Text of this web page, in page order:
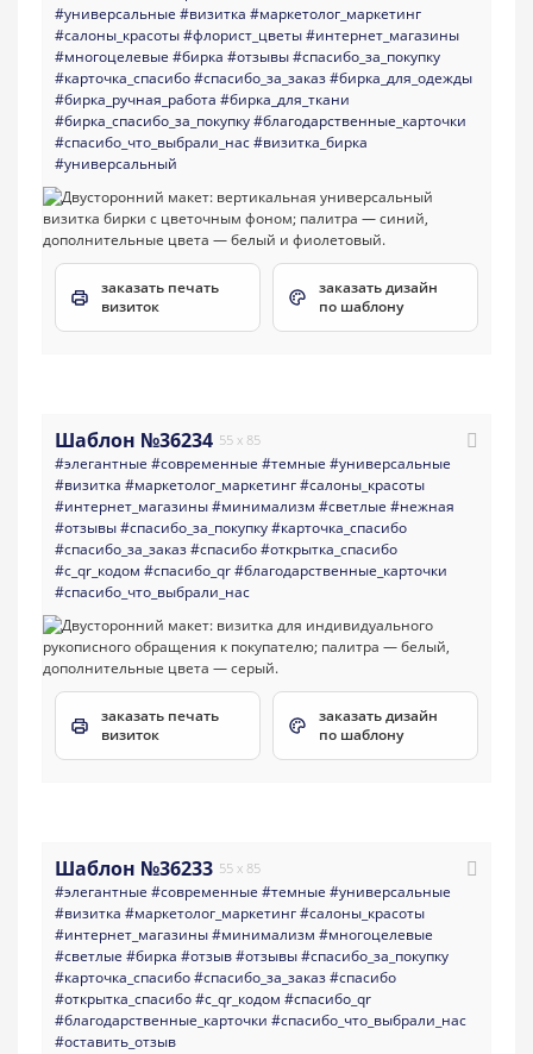
#универсальные #визитка #маркетолог_маркетинг
#салоны_красоты#флорист_цветы#интернет_магазины
#многоцелевые #бирка #отзывы#спасибо_за_покупку
#карточка_спасибо#спасибо_за_заказ#бирка_для_одежды
#бирка_ручная_работа #бирка_для_ткани
#бирка_спасибо_за_покупку#благодарственные_карточки
#спасибо_что_выбрали_нас#визитка_бирка
#универсальный
заказать печать
визиток
заказать дизайн
по шаблону
Шаблон №36234 55 x 85
#элегантные #современные #темные #универсальные
#визитка #маркетолог_маркетинг#салоны_красоты
#интернет_магазины#минимализм #светлые #нежная
#отзывы#спасибо_за_покупку#карточка_спасибо
#спасибо_за_заказ#спасибо#открытка_спасибо
#с_qr_кодом #спасибо_qr#благодарственные_карточки
#спасибо_что_выбрали_нас
заказать печать
визиток
заказать дизайн
по шаблону
Шаблон №36233 55 x 85
#элегантные #современные #темные #универсальные
#визитка #маркетолог_маркетинг#салоны_красоты
#интернет_магазины#минимализм #многоцелевые
#светлые #бирка #отзыв#отзывы#спасибо_за_покупку
#карточка_спасибо#спасибо_за_заказ#спасибо
#открытка_спасибо#с_qr_кодом #спасибо_qr
#благодарственные_карточки #спасибо_что_выбрали_нас
#оставить_отзыв